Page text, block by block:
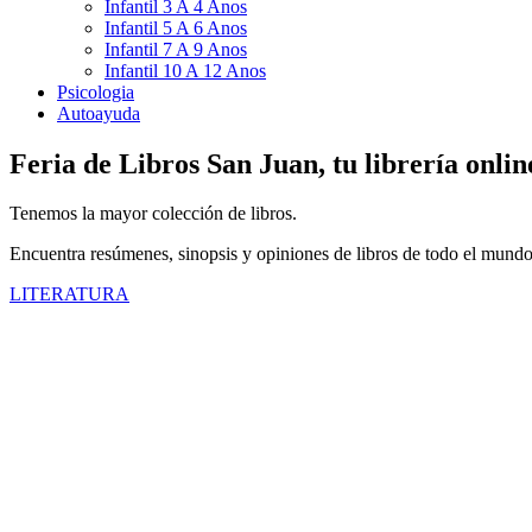
Infantil 3 A 4 Anos
Infantil 5 A 6 Anos
Infantil 7 A 9 Anos
Infantil 10 A 12 Anos
Psicologia
Autoayuda
Feria de Libros San Juan, tu librería
Tenemos la mayor colección de libros.
Encuentra resúmenes, sinopsis y opiniones de libros de todo el
LITERATURA